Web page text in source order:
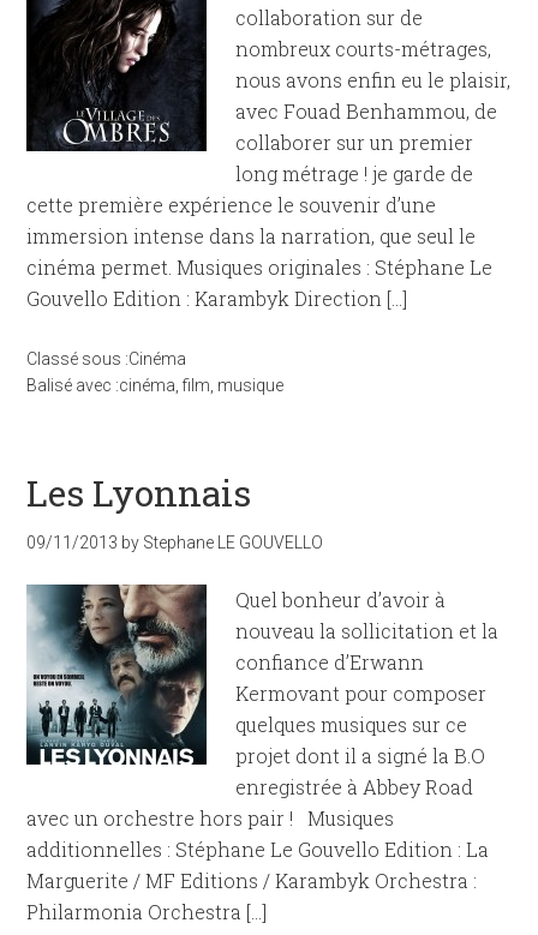
collaboration sur de
nombreux courts-métrages,
nous avons enfin eu le plaisir,
avec Fouad Benhammou, de
collaborer sur un premier
long métrage ! je garde de
cette première expérience le souvenir d’une
immersion intense dans la narration, que seul le
cinéma permet. Musiques originales : Stéphane Le
Gouvello Edition : Karambyk Direction […]
Classé sous :Cinéma
Balisé avec :cinéma ,film musique
Les Lyonnais
09/11/2013 by Stephane LE GOUVELLO
Quel bonheur d’avoir à
nouveau la sollicitation et la
confiance d’Erwann
Kermovant pour composer
quelques musiques sur ce
projet dont il a signé la B.O
enregistrée à Abbey Road
avec un orchestre hors pair ! Musiques
additionnelles : Stéphane Le Gouvello Edition : La
Marguerite / MF Editions / Karambyk Orchestra :
Philarmonia Orchestra […]